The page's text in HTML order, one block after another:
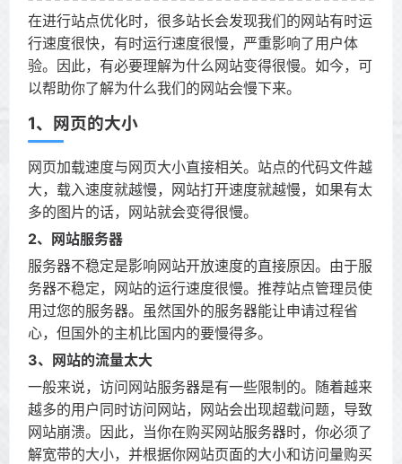
在进行站点优化时，很多站长会发现我们的网站有时运
行速度很快，有时运行速度很慢，严重影响了用户体
验。因此，有必要理解为什么网站变得很慢。如今，可
以帮助你了解为什么我们的网站会慢下来。
1、网页的大小
网页加载速度与网页大小直接相关。站点的代码文件越
大，载入速度就越慢，网站打开速度就越慢，如果有太
多的图片的话，网站就会变得很慢。
2、网站服务器
服务器不稳定是影响网站开放速度的直接原因。由于服
务器不稳定，网站的运行速度很慢。推荐站点管理员使
用过您的服务器。虽然国外的服务器能让申请过程省
心，但国外的主机比国内的要慢得多。
3、网站的流量太大
一般来说，访问网站服务器是有一些限制的。随着越来
越多的用户同时访问网站，网站会出现超载问题，导致
网站崩溃。因此，当你在购买网站服务器时，你必须了
解宽带的大小，并根据你网站页面的大小和访问量购买